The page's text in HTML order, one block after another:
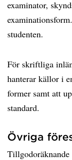
examinator,
studenten.
För skriftliga
hanterar källor i
former samt att
standard.
Övriga